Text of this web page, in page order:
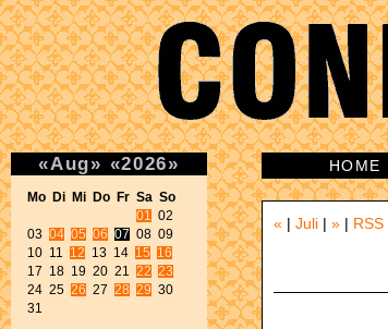
«Aug» «2026»
Mo Di Mi Do Fr Sa So
01
02
03 04 05 06 07 08 09
10 11 12 13 14 15
16
17 18 19 20 21 22 23
24 25 26 27 28 29 30
31
HOME
« | Juli | » | RSS